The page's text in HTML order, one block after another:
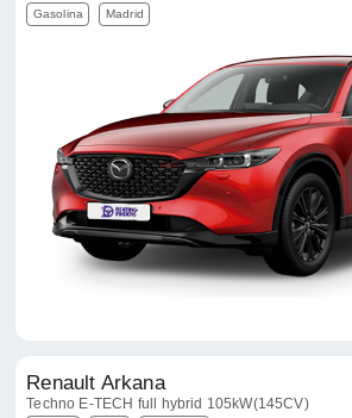
Gasolina Madrid
Renault Arkana
Techno E-TECH full hybrid 105kW(145CV)